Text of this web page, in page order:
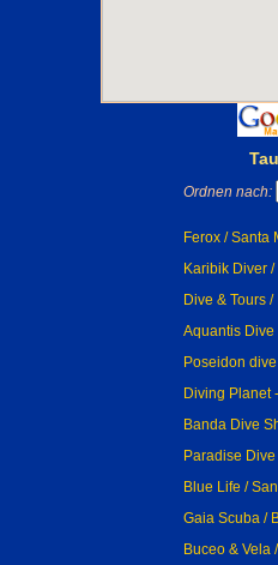
Ordnen nach:
Ferox / Santa
Karibik Diver
Dive & Tours
Aquantis Dive
Poseidon
Diving Planet
Banda Dive
Paradise
Blue Life /
Gaia Scuba /
Buceo & Vela